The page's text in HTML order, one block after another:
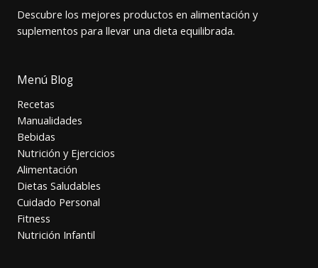
Descubre los mejores productos en alimentación y
suplementos para llevar una dieta equilibrada.
Menú Blog
Recetas
Manualidades
Bebidas
Nutrición y Ejercicios
Alimentación
Dietas Saludables
Cuidado Personal
Fitness
Nutrición Infantil